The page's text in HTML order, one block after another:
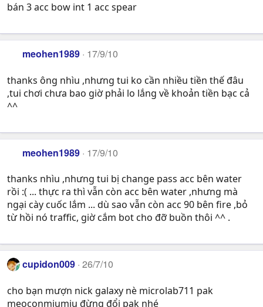
bán 3 acc bow int 1 acc spear
meohen1989 17/9/10
thanks ông nhìu ,nhưng tui ko cần nhiều tiền thế đâu
,tui chơi chưa bao giờ phải lo lắng về khoản tiền bạc cả
^^
meohen1989 17/9/10
thanks nhìu ,nhưng tui bị change pass acc bên water
rồi :( ... thực ra thì vẫn còn acc bên water ,nhưng mà
ngại cày cuốc lắm ... dù sao vẫn còn acc 90 bên fire ,bỏ
từ hồi nó traffic, giờ cắm bot cho đỡ buồn thôi ^^ .
cupidon009 26/7/10
cho bạn mượn nick galaxy nè microlab711 pak
meoconmiumiu đừng đổi pak nhé